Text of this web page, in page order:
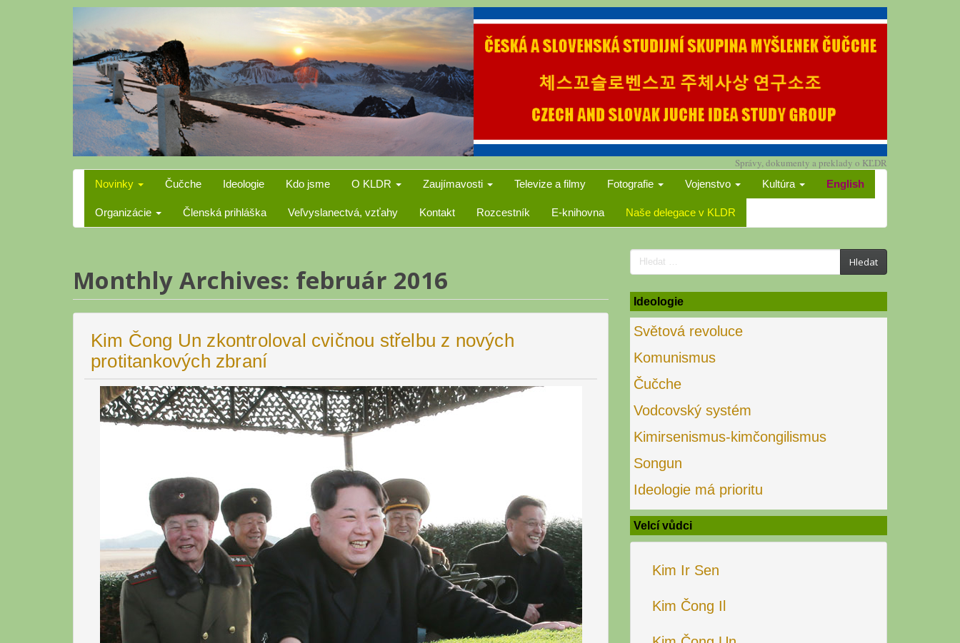
Správy, dokumenty a preklady o KĽDR
Novinky Čučche Ideologie Kdo jsme O KLDR Zaujímavosti Televize a filmy Fotografie Vojenstvo Kultúra English
Organizácie Členská prihláška Veľvyslanectvá, vzťahy Kontakt Rozcestník E-knihovna Naše delegace v KLDR
Monthly Archives: február 2016
Kim Čong Un zkontroloval cvičnou střelbu z nových
protitankových zbraní
Search
for:
Hledat
Ideologie
Světová revoluce
Komunismus
Čučche
Vodcovský systém
Kimirsenismus-kimčongilismus
Songun
Ideologie má prioritu
Velcí vůdci
Kim Ir Sen
Kim Čong Il